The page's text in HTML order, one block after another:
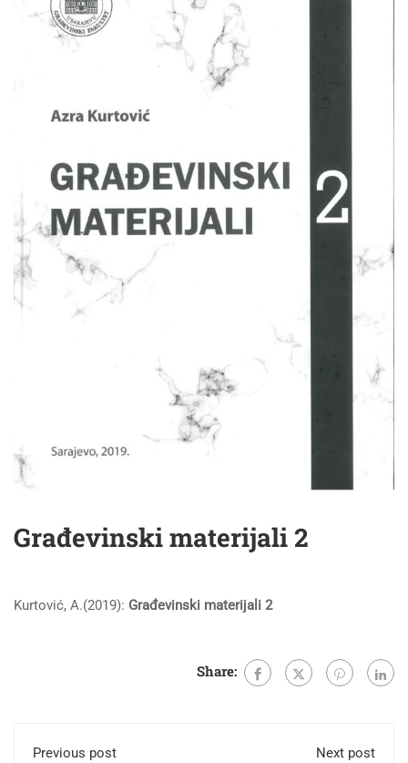
Građevinski materijali 2
Kurtović, A.(2019): Građevinski materijali 2
Share:
Previous post Next post